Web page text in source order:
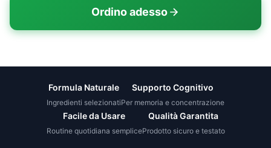
Ordino adesso
Formula Naturale
Ingredienti selezionati
Supporto Cognitivo
Per memoria e concentrazione
Facile da Usare
Routine quotidiana semplice
Qualità Garantita
Prodotto sicuro e testato